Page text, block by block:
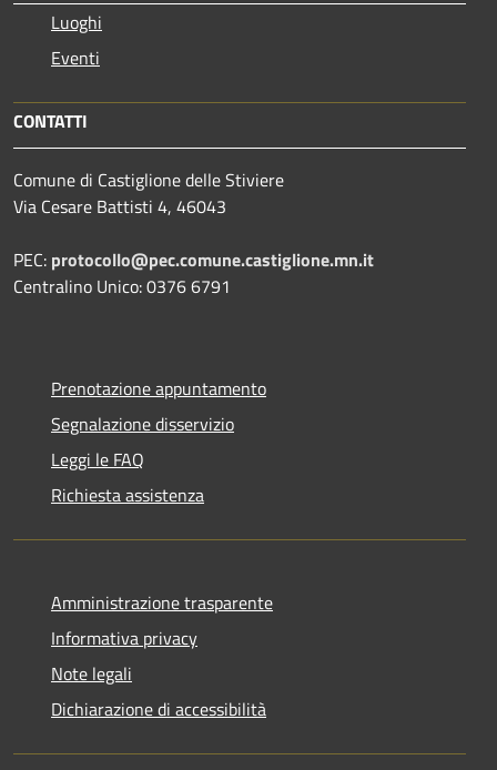
Luoghi
Eventi
CONTATTI
Comune di Castiglione delle Stiviere
Via Cesare Battisti 4, 46043
PEC: protocollo@pec.comune.castiglione.mn.it
Centralino Unico: 0376 6791
Prenotazione appuntamento
Segnalazione disservizio
Leggi le FAQ
Richiesta assistenza
Amministrazione trasparente
Informativa privacy
Note legali
Dichiarazione di accessibilità